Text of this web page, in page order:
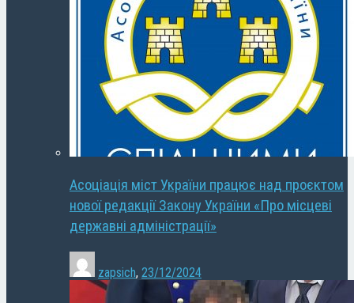
Асоціація міст України працює над проєктом
нової редакції Закону України «Про місцеві
державні адміністрації»
zapsich, 23/12/2024